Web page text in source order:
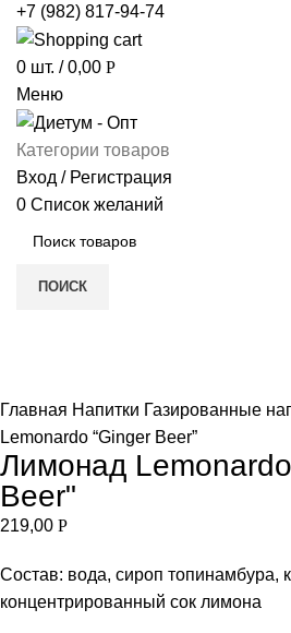
+7 (982) 817-94-74
0 шт. / 0,00 Р
Меню
Категории товаров
Вход / Регистрация
0 Список желаний
ПОИСК
Главная Напитки Газированные
Lemonardo “Ginger Beer”
Лимонад
Beer"
219,00 Р
Состав: вода, сироп топинамбура,
концентрированный сок лимона